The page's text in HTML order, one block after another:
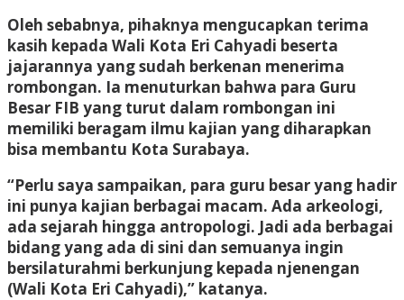
Oleh sebabnya, pihaknya mengucapkan terima
kasih kepada Wali Kota Eri Cahyadi beserta
jajarannya yang sudah berkenan menerima
rombongan. Ia menuturkan bahwa para Guru
Besar FIB yang turut dalam rombongan ini
memiliki beragam ilmu kajian yang diharapkan
bisa membantu Kota Surabaya.
“Perlu saya sampaikan, para guru besar yang hadir
ini punya kajian berbagai macam. Ada arkeologi,
ada sejarah hingga antropologi. Jadi ada berbagai
bidang yang ada di sini dan semuanya ingin
bersilaturahmi berkunjung kepada njenengan
(Wali Kota Eri Cahyadi),” katanya.